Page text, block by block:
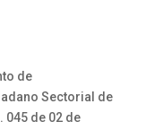
de
Sectorial de
de 02 de